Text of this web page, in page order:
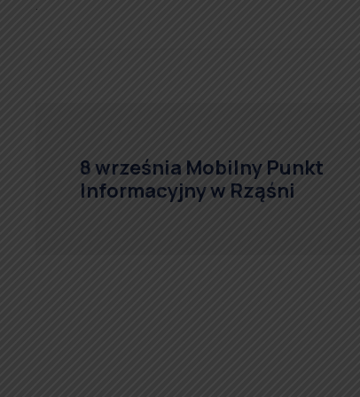
.
8 września Mobilny Punkt
Informacyjny w Rząśni